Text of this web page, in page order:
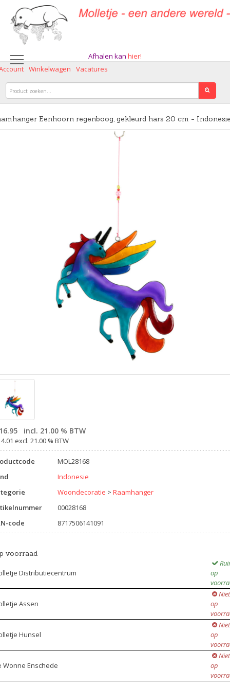
Afhalen kan hier!
Winkelwagen Vacatures
Eenhoorn regenboog, gekleurd hars 20 cm -
incl. 21.00 % BTW
excl. 21.00 % BTW
MOL28168
Indonesie
Woondecoratie > Raamhanger
00028168
code
8717506141091
voorraad
Distributiecentrum
op
Assen
Niet
op
Hunsel
Niet
op
Wonne Enschede
Niet
op